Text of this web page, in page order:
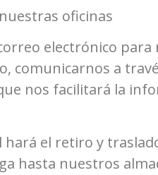
oficinas
electrónico
comunicarnos a
nos facilitará la
hará el retiro y
hasta nuestros